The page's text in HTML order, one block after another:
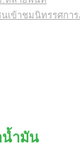
เข้าชมนิทรรศกา